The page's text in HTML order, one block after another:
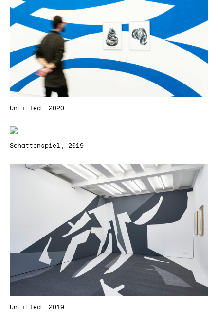
Untitled, 2020
Schattenspiel, 2019
Untitled, 2019